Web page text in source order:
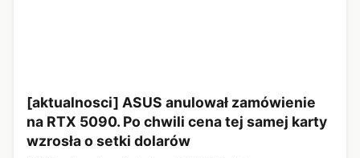
[aktualnosci] ASUS anulował zamówienie
na RTX 5090. Po chwili cena tej samej karty
wzrosła o setki dolarów